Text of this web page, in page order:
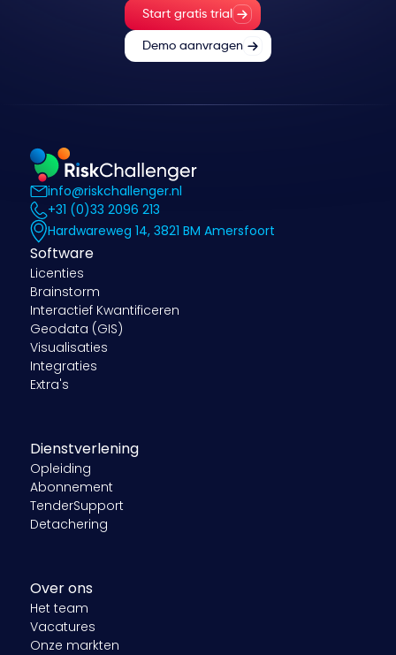
Start gratis trial
Demo aanvragen
info@riskchallenger.nl
+31 (0)33 2096 213
Hardwareweg 14, 3821 BM Amersfoort
Software
Licenties
Brainstorm
Interactief Kwantificeren
Geodata (GIS)
Visualisaties
Integraties
Extra's
Dienstverlening
Opleiding
Abonnement
TenderSupport
Detachering
Over ons
Het team
Vacatures
Onze markten